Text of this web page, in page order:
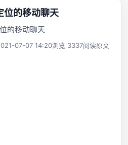
位的移动聊天
的移动聊天
07-07 14:20浏览 3337阅读原文